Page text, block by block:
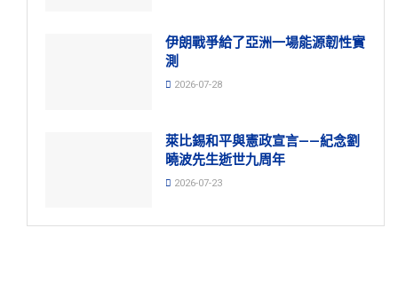
伊朗戰爭給了亞洲一場能源韌性實
測
2026-07-28
萊比錫和平與憲政宣言——紀念劉
曉波先生逝世九周年
2026-07-23